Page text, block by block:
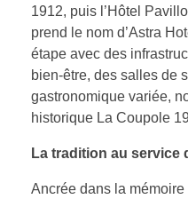
1912, puis l’Hôtel
prend le nom d’Astra
étape avec des
bien-être, des salles de
gastronomique variée,
historique La Coupole
La tradition au service
Ancrée dans la